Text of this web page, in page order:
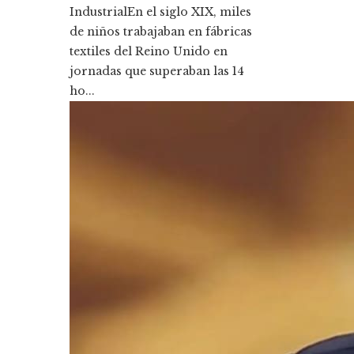
IndustrialEn el siglo XIX, miles
de niños trabajaban en fábricas
textiles del Reino Unido en
jornadas que superaban las 14
ho...